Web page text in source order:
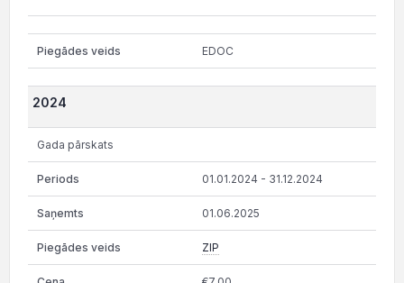
EDOC
2024
Gada pārskats
01.01.2024 - 31.12.2024
01.06.2025
ZIP